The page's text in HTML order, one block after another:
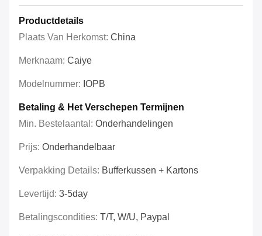
Productdetails
Plaats Van Herkomst: China
Merknaam: Caiye
Modelnummer: IOPB
Betaling & Het Verschepen Termijnen
Min. Bestelaantal: Onderhandelingen
Prijs: Onderhandelbaar
Verpakking Details: Bufferkussen + Kartons
Levertijd: 3-5day
Betalingscondities: T/T, W/U, Paypal